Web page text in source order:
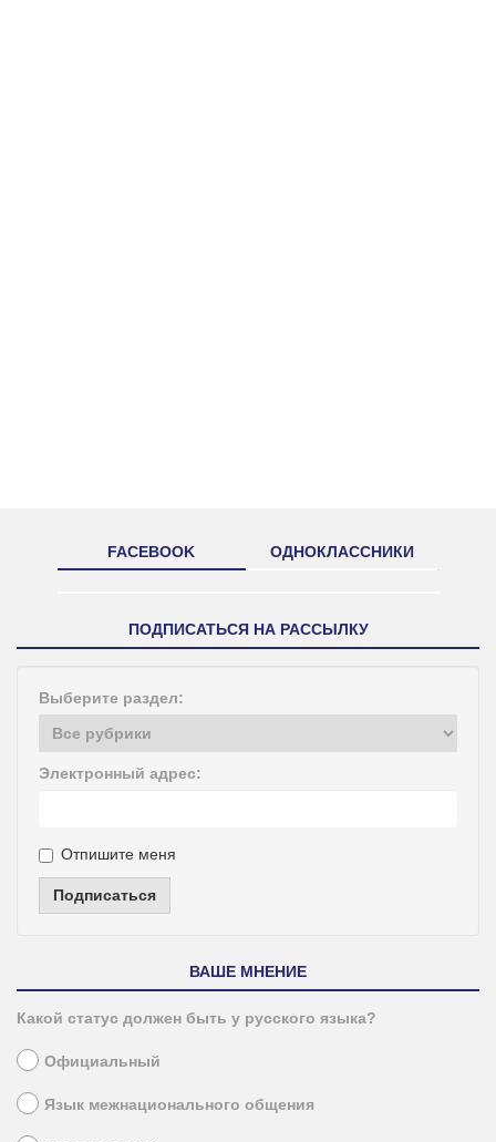
FACEBOOK ОДНОКЛАССНИКИ
ПОДПИСАТЬСЯ НА РАССЫЛКУ
Выберите раздел:
Электронный адрес:
Отпишите меня
Подписаться
ВАШЕ МНЕНИЕ
Какой статус должен быть у русского языка?
Официальный
Язык межнационального общения